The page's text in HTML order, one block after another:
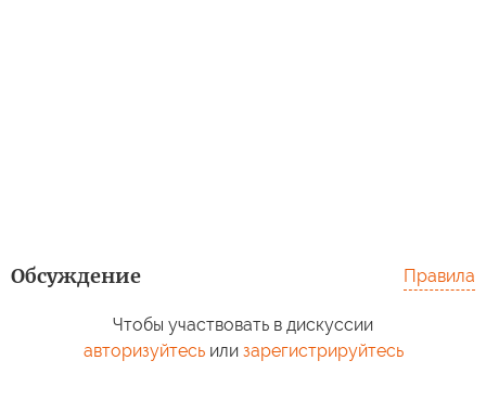
Обсуждение Правила
Чтобы участвовать в дискуссии
авторизуйтесьили зарегистрируйтесь